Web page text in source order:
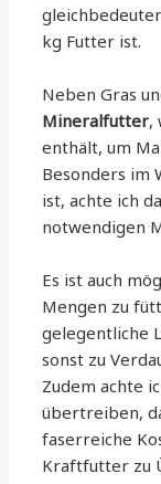
kg Futter ist.
Neben Gras
Mineralfutter,
enthält, um
Besonders im
ist, achte ich
notwendigen
Es ist auch
Mengen zu
gelegentliche
sonst zu
Zudem achte
übertreiben,
faserreiche
Kraftfutter zu